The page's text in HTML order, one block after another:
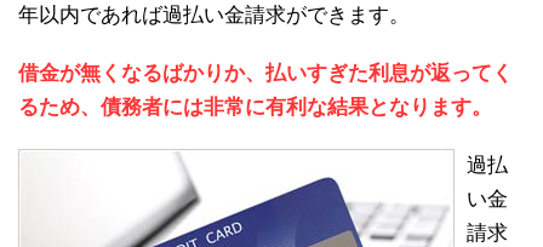
年以内であれば過払い金請求ができます。
借金が無くなるばかりか、払いすぎた利息が返ってく
るため、債務者には非常に有利な結果となります。
過払
い金
請求